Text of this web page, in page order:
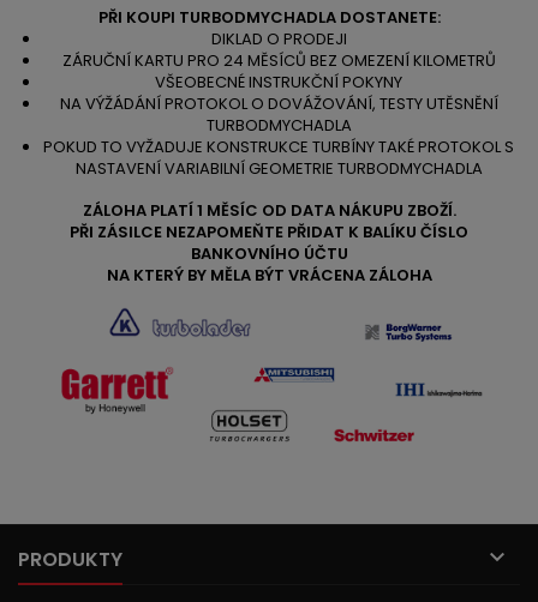
PŘI KOUPI TURBODMYCHADLA DOSTANETE:
DIKLAD O PRODEJI
ZÁRUČNÍ KARTU PRO 24 MĚSÍCŮ BEZ OMEZENÍ KILOMETRŮ
VŠEOBECNÉ INSTRUKČNÍ POKYNY
NA VÝŽÁDÁNÍ PROTOKOL O DOVÁŽOVÁNÍ, TESTY UTĚSNĚNÍ
TURBODMYCHADLA
POKUD TO VYŽADUJE KONSTRUKCE TURBÍNY TAKÉ PROTOKOL S
NASTAVENÍ VARIABILNÍ GEOMETRIE TURBODMYCHADLA
ZÁLOHA PLATÍ 1 MĚSÍC OD DATA NÁKUPU ZBOŽÍ.
PŘI ZÁSILCE NEZAPOMEŇTE PŘIDAT K BALÍKU ČÍSLO
BANKOVNÍHO ÚČTU
NA KTERÝ BY MĚLA BÝT VRÁCENA ZÁLOHA
PRODUKTY 